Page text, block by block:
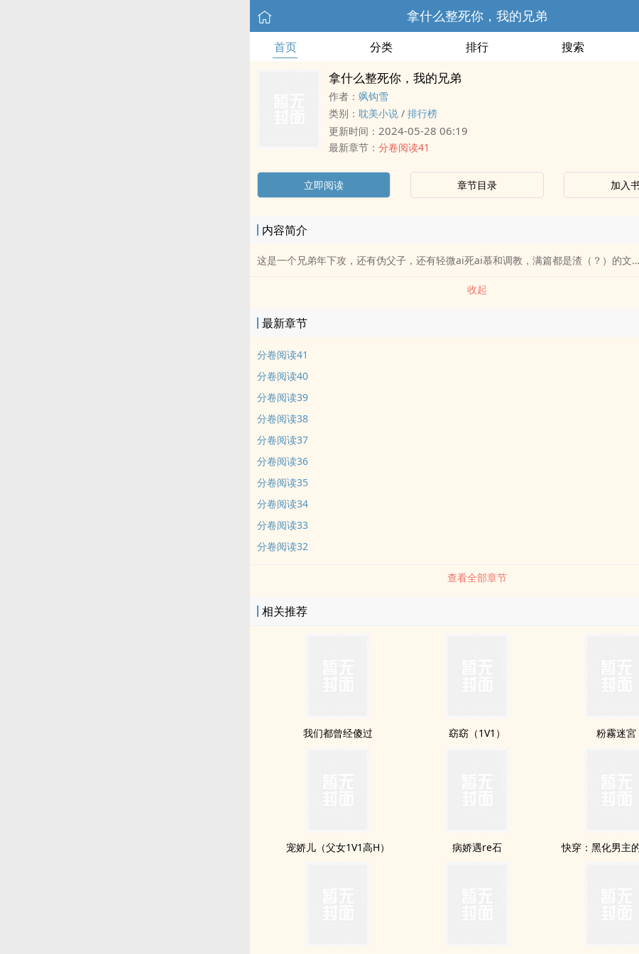
拿什么整死你，我的兄弟
首页 分类 排行 搜索
拿什么整死你，我的兄弟
作者： 飒钩雪
类别： 耽美小说 / 排行榜
更新时间： 2024-05-28 06:19
最新章节： 分卷阅读41
立即阅读 章节目录 加入
内容简介
这是一个兄弟年下攻，还有伪父子，还有轻微ai死ai慕和调教，满篇都是渣（？）的
收起
最新章节
分卷阅读41
分卷阅读40
分卷阅读39
分卷阅读38
分卷阅读37
分卷阅读36
分卷阅读35
分卷阅读34
分卷阅读33
分卷阅读32
查看全部章节
相关推荐
我们都曾经傻过 窈窈（1V1） 粉霧迷宮
宠娇儿（父女1V1高H） 病娇遇re石 快穿：黑化男主